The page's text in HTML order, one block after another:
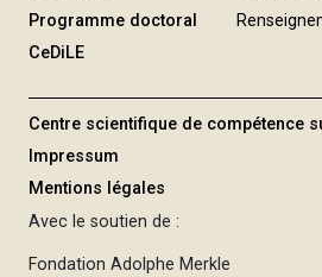
Programme doctoral
CeDiLE
Centre scientifique de compétence
Impressum
Mentions légales
Avec le soutien de :
Fondation Adolphe Merkle